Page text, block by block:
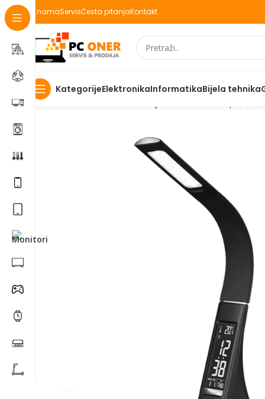
O namaServisČesta pitanjaKontakt
KategorijeElektronikaInformatikaBijela tehnika
Početna